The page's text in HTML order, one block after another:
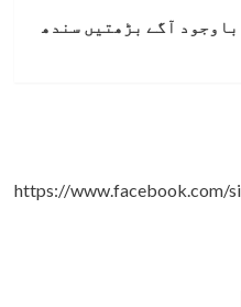
آگے بڑھتیں سندھ
https://www.facebook.com/